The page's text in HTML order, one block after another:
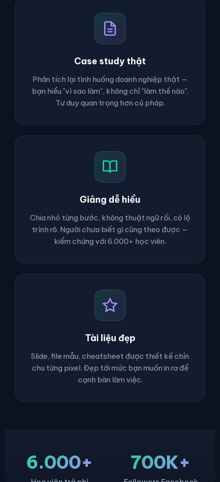
Case study thật
Phân tích lại tình huống doanh nghiệp thật —
bạn hiểu "vì sao làm", không chỉ "làm thế nào".
Tư duy quan trọng hơn cú pháp.
Giảng dễ hiểu
Chia nhỏ từng bước, không thuật ngữ rối, có lộ
trình rõ. Người chưa biết gì cũng theo được —
kiểm chứng với 6.000+ học viên.
Tài liệu đẹp
Slide, file mẫu, cheatsheet được thiết kế chỉn
chu từng pixel. Đẹp tới mức bạn muốn in ra để
cạnh bàn làm việc.
6.000+ 700K+